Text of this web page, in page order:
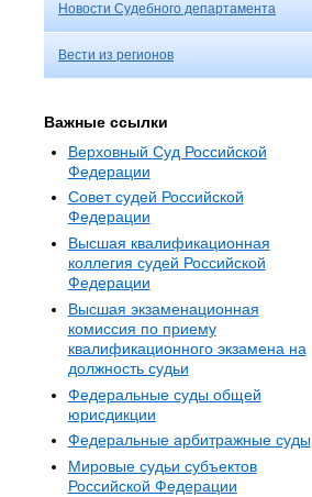
Новости Судебного департамента
Вести из регионов
Важные ссылки
Верховный Суд Российской
Федерации
Совет судей Российской
Федерации
Высшая квалификационная
коллегия судей Российской
Федерации
Высшая экзаменационная
комиссия по приему
квалификационного экзамена на
должность судьи
Федеральные суды общей
юрисдикции
Федеральные арбитражные суды
Мировые судьи субъектов
Российской Федерации